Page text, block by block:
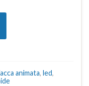
animata, led,